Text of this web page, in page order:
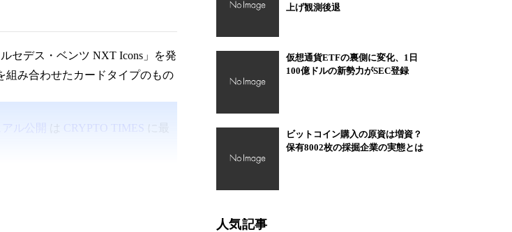
セデス・ベンツ NXT Icons」を発
組み合わせたカードタイプのもの
ル公開 CRYPTO TIMES
上げ観測後退
仮想通貨ETFの裏側に変化、1日
100億ドルの新勢力がSEC登録
ビットコイン購入の原資は増資？
保有8002枚の採掘企業の実態とは
人気記事